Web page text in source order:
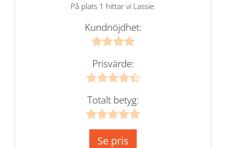
På plats 1 hittar vi Lassie.
Kundnöjdhet:
Prisvärde:
Totalt betyg:
Se pris